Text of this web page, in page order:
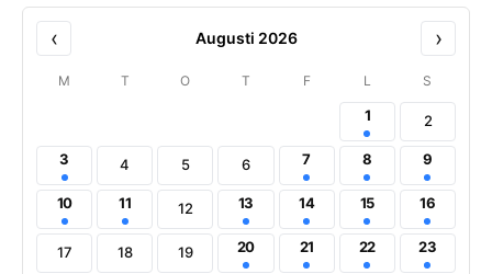
‹ Augusti 2026 ›
M T O T F L S
1 2
3 4 5 6 7 8 9
10 11 12 13 14 15 16
17 18 19 20 21 22 23